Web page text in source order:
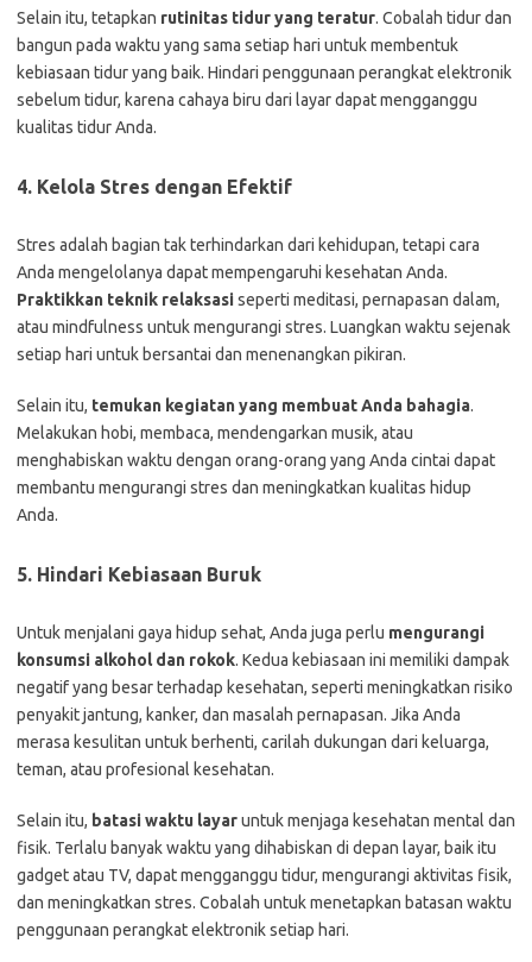
Selain itu, tetapkan rutinitas tidur yang teratur. Cobalah tidur dan
bangun pada waktu yang sama setiap hari untuk membentuk
kebiasaan tidur yang baik. Hindari penggunaan perangkat elektronik
sebelum tidur, karena cahaya biru dari layar dapat mengganggu
kualitas tidur Anda.
4. Kelola Stres dengan Efektif
Stres adalah bagian tak terhindarkan dari kehidupan, tetapi cara
Anda mengelolanya dapat mempengaruhi kesehatan Anda.
Praktikkan teknik relaksasiseperti meditasi, pernapasan dalam,
atau mindfulness untuk mengurangi stres. Luangkan waktu sejenak
setiap hari untuk bersantai dan menenangkan pikiran.
Selain itu, temukan kegiatan yang membuat Anda bahagia.
Melakukan hobi, membaca, mendengarkan musik, atau
menghabiskan waktu dengan orang-orang yang Anda cintai dapat
membantu mengurangi stres dan meningkatkan kualitas hidup
Anda.
5. Hindari Kebiasaan Buruk
Untuk menjalani gaya hidup sehat, Anda juga perlu mengurangi
konsumsi alkohol dan rokok. Kedua kebiasaan ini memiliki dampak
negatif yang besar terhadap kesehatan, seperti meningkatkan risiko
penyakit jantung, kanker, dan masalah pernapasan. Jika Anda
merasa kesulitan untuk berhenti, carilah dukungan dari keluarga,
teman, atau profesional kesehatan.
Selain itu, batasi waktu layaruntuk menjaga kesehatan mental dan
fisik. Terlalu banyak waktu yang dihabiskan di depan layar, baik itu
gadget atau TV, dapat mengganggu tidur, mengurangi aktivitas fisik,
dan meningkatkan stres. Cobalah untuk menetapkan batasan waktu
penggunaan perangkat elektronik setiap hari.